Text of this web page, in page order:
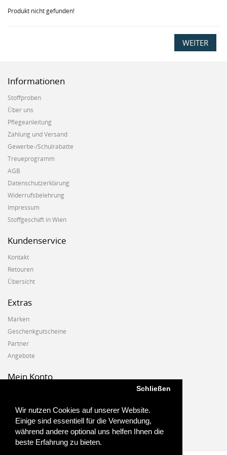
Wir nutzen Cookies auf unserer Website.
Einige sind essentiell für die Verwendung,
während andere optional uns helfen Ihnen die
beste Erfahrung zu bieten.
Schließen
Produkt nicht gefunden!
WEITER
Informationen
Stoffproben
Über uns
Pflegeanleitung
Zahlung und Versand
Gewerbe-/Schulrabatte
Treueprogramm
AGB
Datenschutzerklärung
Widerrufsbelehrung
Impressum
Stoffgeschäft in Wien
Kundenservice
Kontakt
Retouren
Übersicht
Extras
Marken
Geschenkgutscheine
Partner
Angebote
Mein Konto
Auftragshistorie
Wunschzettel
Newsletter